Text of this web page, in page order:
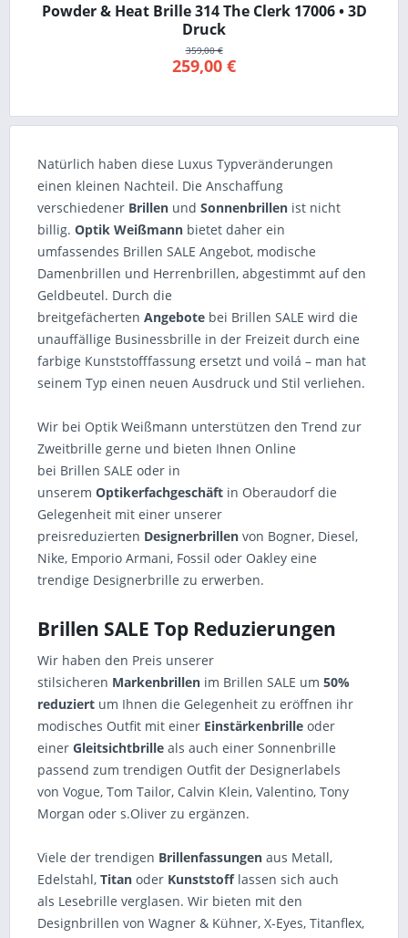
Powder & Heat Brille 314 The Clerk 17006 • 3D
Druck
359,00 €
259,00 €
Natürlich haben diese Luxus Typveränderungen
einen kleinen Nachteil. Die Anschaffung
verschiedener Brillen und Sonnenbrillen ist nicht
billig. Optik Weißmann bietet daher ein
umfassendes Brillen SALE Angebot, modische
Damenbrillen und Herrenbrillen, abgestimmt auf den
Geldbeutel. Durch die
breitgefächerten Angebote bei Brillen SALE wird die
unauffällige Businessbrille in der Freizeit durch eine
farbige Kunststofffassung ersetzt und voilá – man hat
seinem Typ einen neuen Ausdruck und Stil verliehen.
Wir bei Optik Weißmann unterstützen den Trend zur
Zweitbrille gerne und bieten Ihnen Online
bei Brillen SALE oder in
unserem Optikerfachgeschäft in Oberaudorf die
Gelegenheit mit einer unserer
preisreduzierten Designerbrillen von Bogner, Diesel,
Nike, Emporio Armani, Fossil oder Oakley eine
trendige Designerbrille zu erwerben.
Brillen SALE Top Reduzierungen
Wir haben den Preis unserer
stilsicheren Markenbrillen im Brillen SALE um 50%
reduziert um Ihnen die Gelegenheit zu eröffnen ihr
modisches Outfit mit einer Einstärkenbrille oder
einer Gleitsichtbrille als auch einer Sonnenbrille
passend zum trendigen Outfit der Designerlabels
von Vogue, Tom Tailor, Calvin Klein, Valentino, Tony
Morgan oder s.Oliver zu ergänzen.
Viele der trendigen Brillenfassungen aus Metall,
Edelstahl, Titan oder Kunststofflassen sich auch
als Lesebrille verglasen. Wir bieten mit den
Designbrillen von Wagner & Kühner, X-Eyes, Titanflex,